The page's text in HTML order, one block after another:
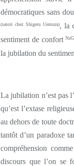
démocratiques sans
(satori chez Shigeru Uemura), la
sentiment de confort
la jubilation du
La jubilation n’est pas
qu’est l’extase
au dehors de toute
tantôt d’un paradoxe
compréhension
discours que l’on se